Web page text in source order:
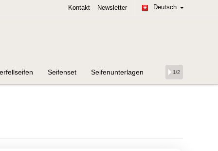
Deutsch
Kontakt Newsletter
Seifenset Seifenunterlagen 1/2